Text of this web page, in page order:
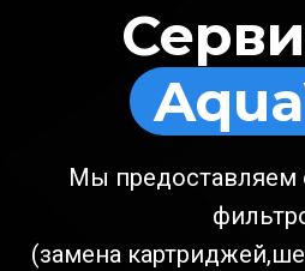
Мы предоставляем
(замена